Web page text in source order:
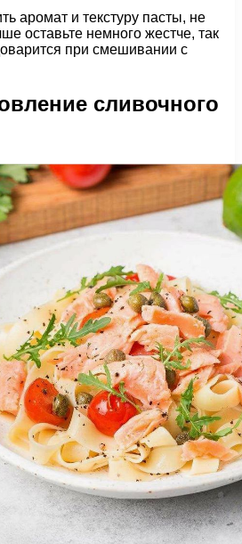
аромат и текстуру пасты, не
оставьте немного жестче, так
при смешивании с
сливочного